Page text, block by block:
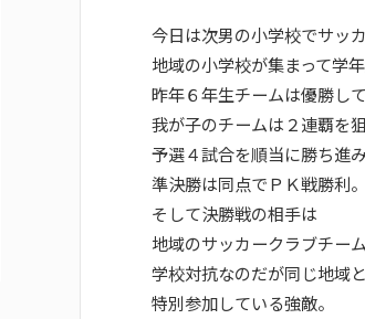
今日は次男の小学校でサッ
地域の小学校が集まって学
昨年６年生チームは優勝し
我が子のチームは２連覇を狙
予選４試合を順当に勝ち進
準決勝は同点でＰＫ戦勝利。
そして決勝戦の相手は
地域のサッカークラブチーム
学校対抗なのだが同じ地域
特別参加している強敵。